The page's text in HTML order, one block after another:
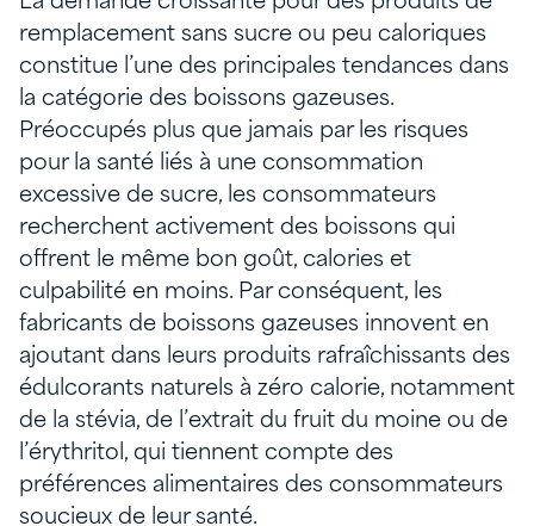
remplacement sans sucre ou peu caloriques
constitue l’une des principales tendances dans
la catégorie des boissons gazeuses.
Préoccupés plus que jamais par les risques
pour la santé liés à une consommation
excessive de sucre, les consommateurs
recherchent activement des boissons qui
offrent le même bon goût, calories et
culpabilité en moins. Par conséquent, les
fabricants de boissons gazeuses innovent en
ajoutant dans leurs produits rafraîchissants des
édulcorants naturels à zéro calorie, notamment
de la stévia, de l’extrait du fruit du moine ou de
l’érythritol, qui tiennent compte des
préférences alimentaires des consommateurs
soucieux de leur santé.